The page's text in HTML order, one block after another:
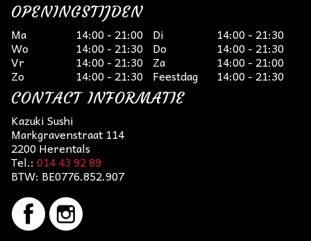
OPENINGSTIJDEN
Ma 14:00 - 21:00 Di 14:00 - 21:30
Wo 14:00 - 21:30 Do 14:00 - 21:30
Vr 14:00 - 21:30 Za 14:00 - 21:00
Zo 14:00 - 21:30 Feestdag 14:00 - 21:30
CONTACT INFORMATIE
Kazuki Sushi
Markgravenstraat 114
2200 Herentals
Tel.: 014 43 92 89
BTW: BE0776.852.907